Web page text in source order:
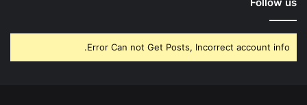
Follow us
Error Can not Get Posts, Incorrect account info.